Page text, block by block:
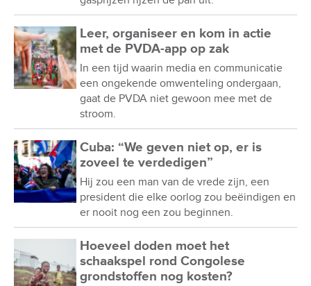
Leer, organiseer en kom in actie
met de PVDA-app op zak
In een tijd waarin media en communicatie
een ongekende omwenteling ondergaan,
gaat de PVDA niet gewoon mee met de
stroom.
Cuba: “We geven niet op, er is
zoveel te verdedigen”
Hij zou een man van de vrede zijn, een
president die elke oorlog zou beëindigen en
er nooit nog een zou beginnen.
Hoeveel doden moet het
schaakspel rond Congolese
grondstoffen nog kosten?